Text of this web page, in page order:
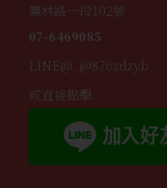
鳳林路一段102號
07-6469085
LINE@..@876zdzyb
或直接點擊